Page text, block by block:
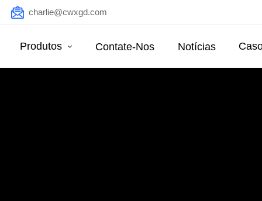
charlie@cwxgd.com
Produtos Contate-Nos Notícias